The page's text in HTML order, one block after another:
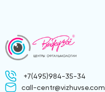
+7(495)984-35-34
call-centr@vizhuvse.com